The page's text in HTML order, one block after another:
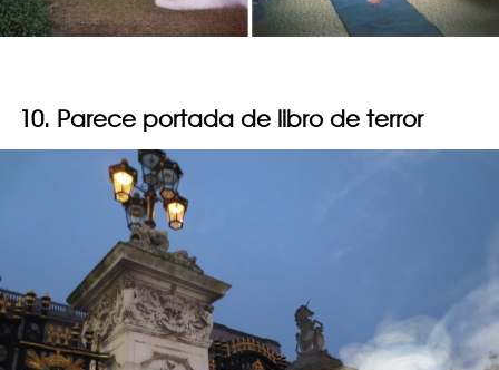
10. Parece portada de libro de terror